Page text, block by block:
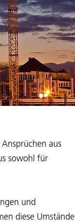
aus
sowohl für
und
diese Umstände